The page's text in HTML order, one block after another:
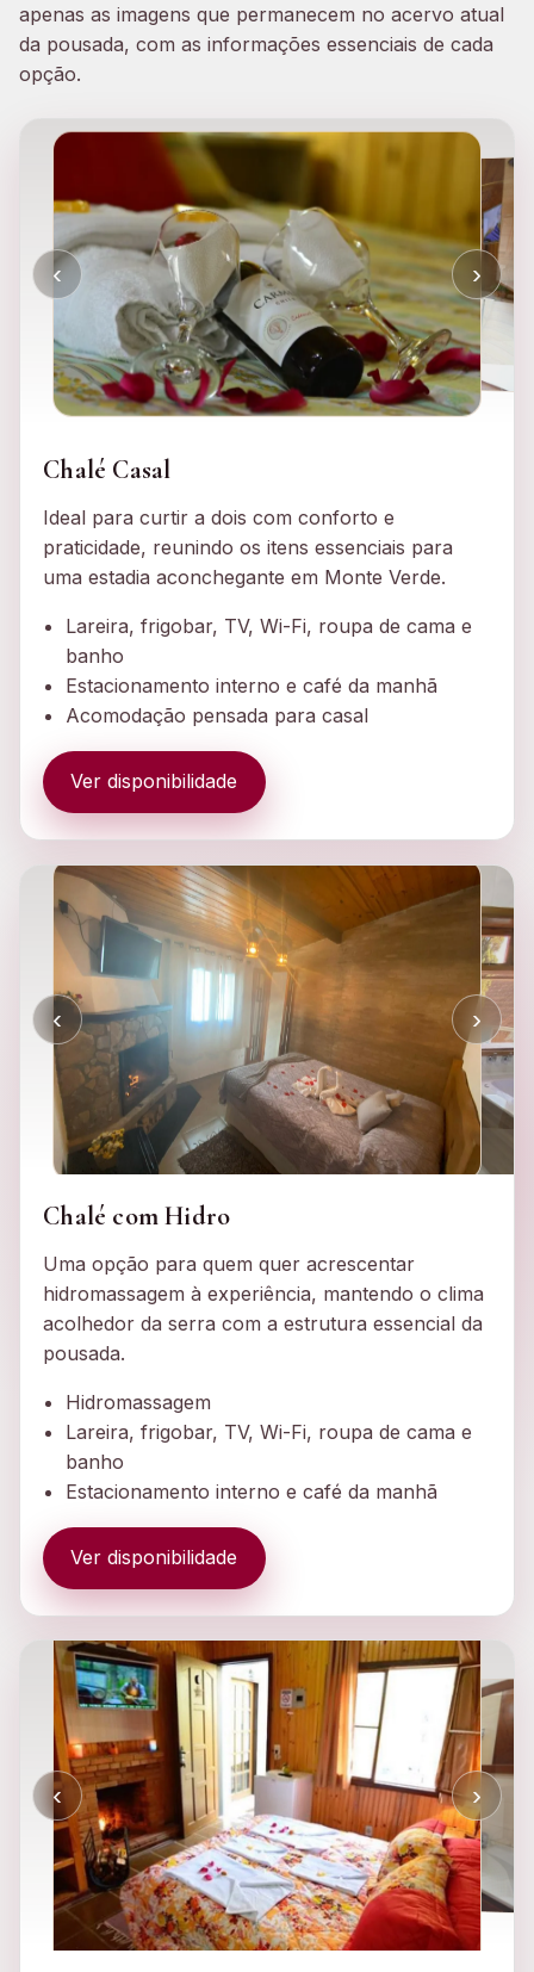
apenas as imagens que permanecem no acervo atual
da pousada, com as informações essenciais de cada
opção.
‹ ›
Chalé Casal
Ideal para curtir a dois com conforto e
praticidade, reunindo os itens essenciais para
uma estadia aconchegante em Monte Verde.
Lareira, frigobar, TV, Wi-Fi, roupa de cama e
banho
Estacionamento interno e café da manhã
Acomodação pensada para casal
Ver disponibilidade
‹ ›
Chalé com Hidro
Uma opção para quem quer acrescentar
hidromassagem à experiência, mantendo o clima
acolhedor da serra com a estrutura essencial da
pousada.
Hidromassagem
Lareira, frigobar, TV, Wi-Fi, roupa de cama e
banho
Estacionamento interno e café da manhã
Ver disponibilidade
‹ ›